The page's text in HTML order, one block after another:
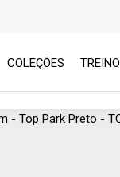
COLEÇÕES TREINO